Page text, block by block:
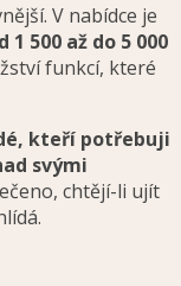
V nabídce je
1 500 až do 5 000
funkcí, které
kteří potřebuji
svými
chtějí-li ujít